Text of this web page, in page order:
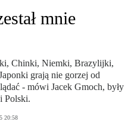
mnie
Chinki, Niemki, Brazylijki,
grają nie gorzej od
- mówi Jacek Gmoch, były
Polski.
20:58